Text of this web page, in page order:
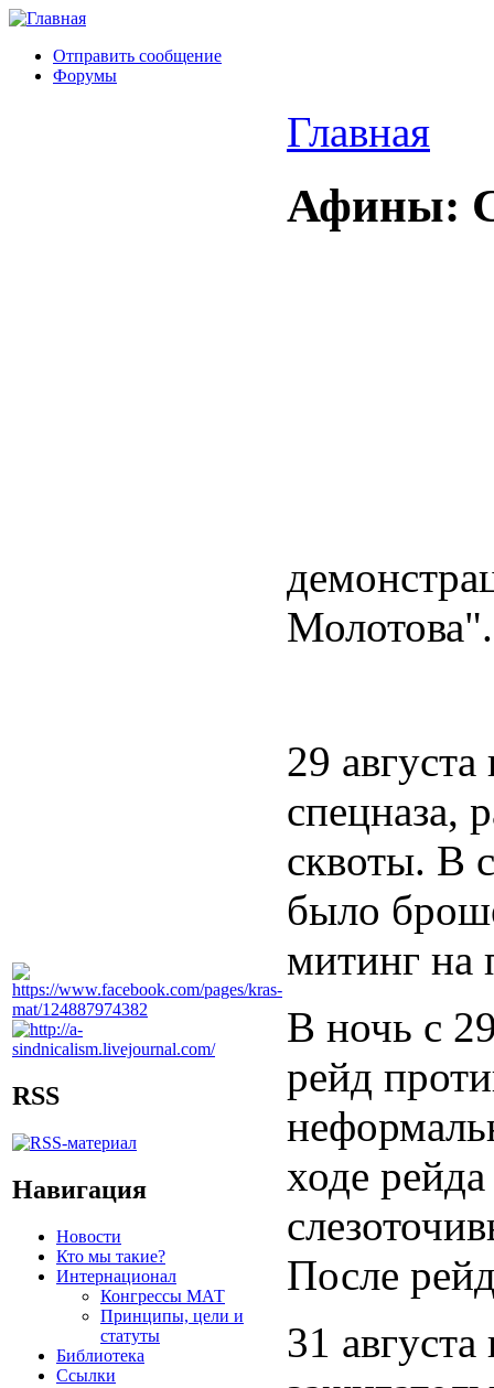
Отправить сообщение
Форумы
RSS
Навигация
Новости
Кто мы такие?
Интернационал
Конгрессы МАТ
Принципы, цели и
статуты
Библиотека
Ссылки
Главная
Афины:
Молотова".
29
спецназа,
сквоты. В
было
митинг на
В ночь с
рейд
ходе
После
31